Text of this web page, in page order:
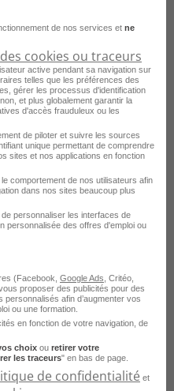
Toulouse
Toulouse
Toulouse
Toulouse
Toulouse
Toulouse
Toulouse
d'emploi pour le
dans
en-Provence
de nos services et ne
cookies ou traceurs
active pendant sa navigation sur
telles que les préférences des
gérer les processus d'identification
et plus globalement garantir la
d'accès frauduleux ou les
de piloter et suivre les sources
unique permettant de comprendre
sites et nos applications en fonction
comportement de nos utilisateurs afin
dans nos sites beaucoup plus
personnaliser les interfaces de
personnalisée des offres d'emploi ou
(Facebook, Google Ads , Critéo,
proposer des publicités pour des
personnalisés afin d’augmenter vos
ou une formation.
en fonction de votre navigation, de
choix ou retirer votre
les traceurs" en bas de page.
de confidentialité et